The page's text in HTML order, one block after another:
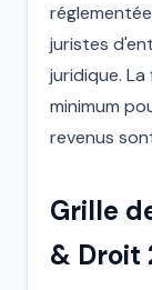
juristes
juridique.
minimum
revenus
Grille
& Droit